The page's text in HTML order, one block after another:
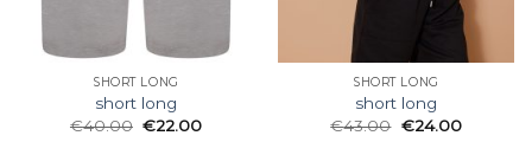
SHORT LONG
short long
€40.00 €22.00
SHORT LONG
short long
€43.00 €24.00